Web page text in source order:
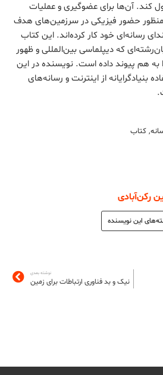
کند. آن‌ها برای عضوگیری و عملیات
حضور فیزیکی در سرزمین‌های هدف
رسانه‌ای خود کار کرده‌اند. این کتاب
که دیپلماسی بین‌المللی و ظهور
به‌ هم پیوند داده است. نویسنده در این
بنیادگرایانه از اینترنت و رسانه‌های
, کتاب
رکن‌آبادی
این نویسنده
نوشته بعدی
نیک و بد فناوری ارتباطات برای زمین